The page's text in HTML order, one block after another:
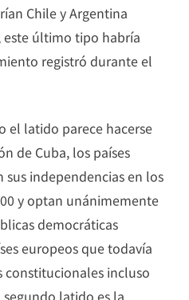
Chile y Argentina
último tipo habría
registró durante el
el latido parece hacerse
de Cuba, los países
independencias en los
y optan unánimemente
democráticas
europeos que todavía
constitucionales incluso